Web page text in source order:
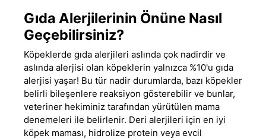
Gıda Alerjilerinin Önüne Nasıl
Geçebilirsiniz?
Köpeklerde gıda alerjileri aslında çok nadirdir ve
aslında alerjisi olan köpeklerin yalnızca %10'u gıda
alerjisi yaşar! Bu tür nadir durumlarda, bazı köpekler
belirli bileşenlere reaksiyon gösterebilir ve bunlar,
veteriner hekiminiz tarafından yürütülen mama
denemeleri ile belirlenir. Deri alerjileri için en iyi
köpek maması, hidrolize protein veya evcil